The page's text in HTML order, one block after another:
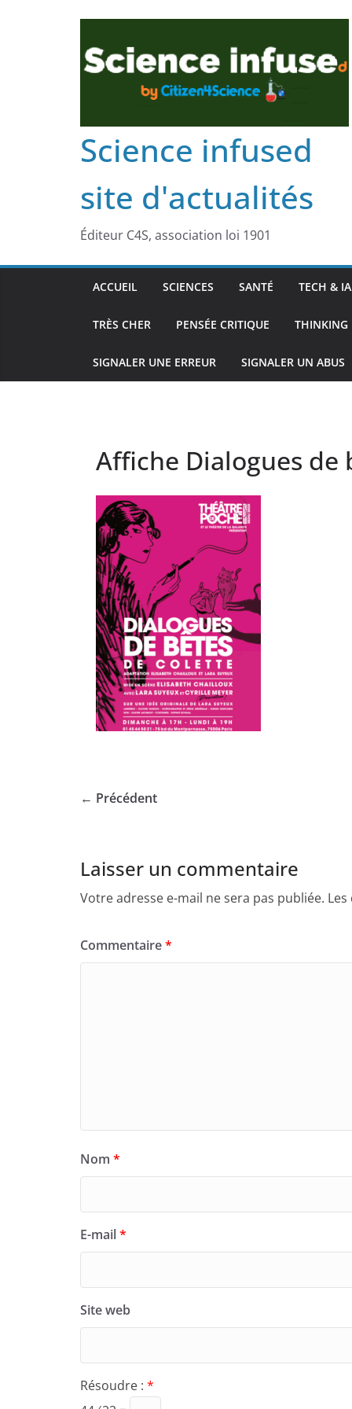
Science infused
site d'actualités
Éditeur C4S, association loi 1901
ACCUEIL SCIENCES SANTÉ TECH & IA
TRÈS CHER PENSÉE CRITIQUE THINKING
SIGNALER UNE ERREUR SIGNALER UN ABUS
Affiche Dialogues de
← Précédent
Laisser un commentaire
Votre adresse e-mail ne sera pas publiée.
Commentaire*
Nom *
E-mail*
Site web
Résoudre : *